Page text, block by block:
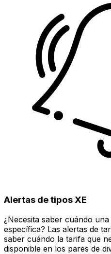
Alertas de tipos XE
¿Necesita saber cuándo
específica? Las alertas de
saber cuándo la tarifa que
disponible en los pares de